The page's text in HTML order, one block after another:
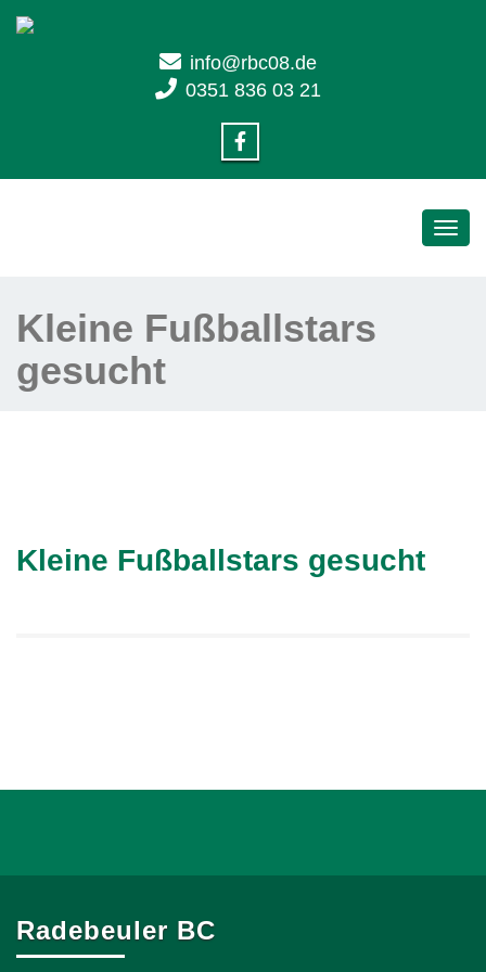
info@rbc08.de
0351 836 03 21
Kleine Fußballstars
gesucht
Kleine Fußballstars gesucht
Radebeuler BC